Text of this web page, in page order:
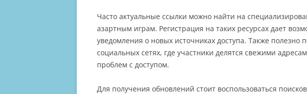
Часто актуальные ссылки можно найти на
азартным играм. Регистрация на таких ресурсах дает
уведомления о новых источниках доступа. Также полезно
социальных сетях, где участники делятся свежими
проблем с доступом.
Для получения обновлений стоит воспользоваться